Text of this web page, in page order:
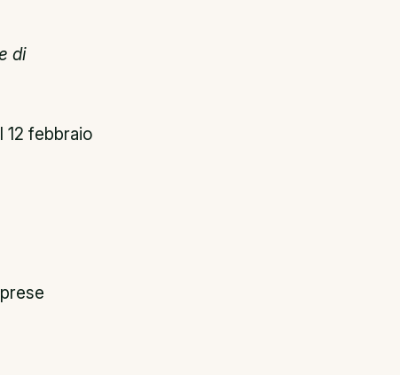
di
12 febbraio